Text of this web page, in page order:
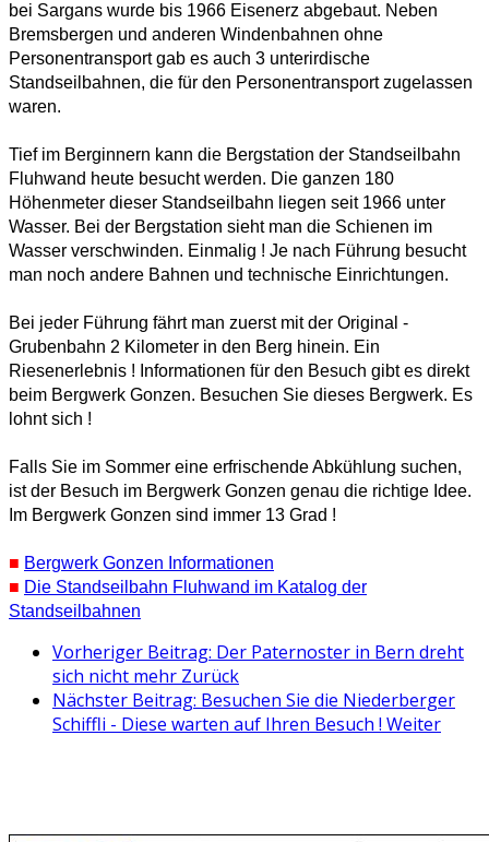
bei Sargans wurde bis 1966 Eisenerz abgebaut. Neben
Bremsbergen und anderen Windenbahnen ohne
Personentransport gab es auch 3 unterirdische
Standseilbahnen, die für den Personentransport zugelassen
waren.
Tief im Berginnern kann die Bergstation der Standseilbahn
Fluhwand heute besucht werden. Die ganzen 180
Höhenmeter dieser Standseilbahn liegen seit 1966 unter
Wasser. Bei der Bergstation sieht man die Schienen im
Wasser verschwinden. Einmalig ! Je nach Führung besucht
man noch andere Bahnen und technische Einrichtungen.
Bei jeder Führung fährt man zuerst mit der Original -
Grubenbahn 2 Kilometer in den Berg hinein. Ein
Riesenerlebnis ! Informationen für den Besuch gibt es direkt
beim Bergwerk Gonzen. Besuchen Sie dieses Bergwerk. Es
lohnt sich !
Falls Sie im Sommer eine erfrischende Abkühlung suchen,
ist der Besuch im Bergwerk Gonzen genau die richtige Idee.
Im Bergwerk Gonzen sind immer 13 Grad !
■ Bergwerk Gonzen Informationen
■ Die Standseilbahn Fluhwand im Katalog der
Standseilbahnen
Vorheriger Beitrag: Der Paternoster in Bern dreht
sich nicht mehr Zurück
Nächster Beitrag: Besuchen Sie die Niederberger
Schiffli - Diese warten auf Ihren Besuch ! Weiter